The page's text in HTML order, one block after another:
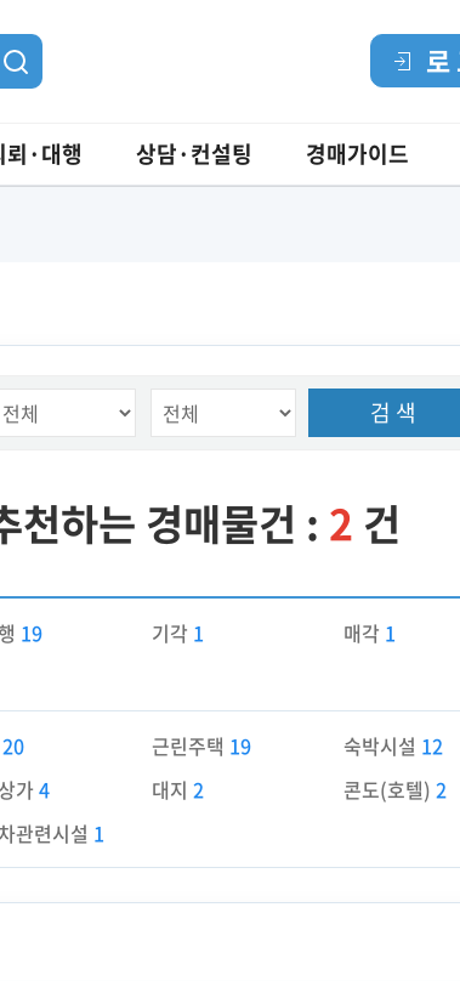
로
뢰·대행 상담·컨설팅 경매가이드
검 색
천하는 경매물건 : 2 건
19 기각 1 매각 1
20 근린주택 19 숙박시설 12
가4 대지2 콘도(호텔) 2
관련시설 1